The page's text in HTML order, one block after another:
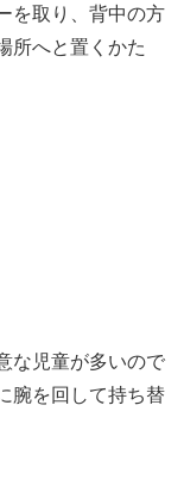
を取り、背中の方
所へと置くかた
な児童が多いので
腕を回して持ち替